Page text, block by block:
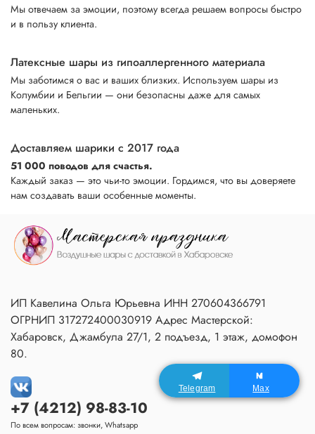
Мы отвечаем за эмоции, поэтому всегда решаем вопросы быстро
и в пользу клиента.
Латексные шары из гипоаллергенного материала
Мы заботимся о вас и ваших близких. Используем шары из
Колумбии и Бельгии — они безопасны даже для самых
маленьких.
Доставляем шарики с 2017 года
51 000 поводов для счастья.
Каждый заказ — это чьи-то эмоции. Гордимся, что вы доверяете
нам создавать ваши особенные моменты.
+7 (4212) 98-83-10
По всем вопросам: звонки, Whatsapp
ИП Кавелина Ольга Юрьевна ИНН 270604366791
ОГРНИП 317272400030919 Адрес Мастерской:
Хабаровск, Джамбула 27/1, 2 подъезд, 1 этаж, домофон
80.
Telegram Max